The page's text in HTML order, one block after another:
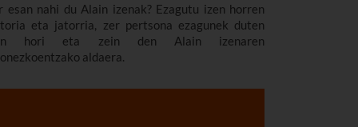
esan nahi du Alain izenak? Ezagutu izen horren
eta jatorria, zer pertsona ezagunek duten
hori eta zein den Alain izenaren
aldaera.